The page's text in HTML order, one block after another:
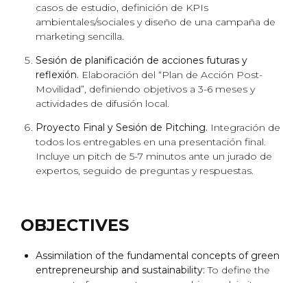
casos de estudio, definición de KPIs
ambientales/sociales y diseño de una campaña de
marketing sencilla.
Sesión de planificación de acciones futuras y
reflexión. Elaboración del “Plan de Acción Post-
Movilidad”, definiendo objetivos a 3-6 meses y
actividades de difusión local.
Proyecto Final y Sesión de Pitching. Integración de
todos los entregables en una presentación final.
Incluye un pitch de 5-7 minutos ante un jurado de
expertos, seguido de preguntas y respuestas.
OBJECTIVES
Assimilation of the fundamental concepts of green
entrepreneurship and sustainability: To define the